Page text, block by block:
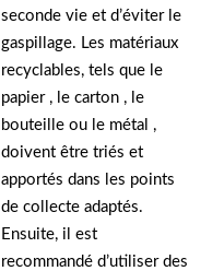
seconde vie et d’éviter le
gaspillage. Les matériaux
recyclables, tels que le
papier , le carton , le
bouteille ou le métal ,
doivent être triés et
apportés dans les points
de collecte adaptés.
Ensuite, il est
recommandé d’utiliser des